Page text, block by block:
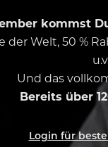
kommst
der Welt, 50 %
Und das
Bereits über
Login für